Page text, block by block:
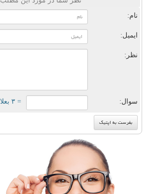
نام:
ایمیل:
نظر:
سوال: = ۳ بعلاوه ۳